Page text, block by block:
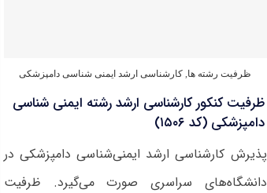
ظرفیت رشته ها, کارشناسی ارشد ایمنی‌ شناسی دامپزشکی
ظرفیت کنکور کارشناسی ارشد رشته ایمنی شناسی
دامپزشکی (کد ۱۵۰۶)
پذیرش کارشناسی ارشد ایمنی‌شناسی دامپزشکی در
دانشگاه‌های سراسری صورت می‌گیرد. ظرفیت